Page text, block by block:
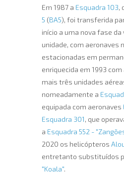
Em 1987 a Esquadra 103,
5 (BA5), foi transferida
início a uma nova fase da
unidade, com aeronaves
estacionadas em
enriquecida em 1993
mais três unidades
nomeadamente a
equipada com aeronaves
Esquadra 301, que
a Esquadra 552 -
2020 os helicópteros
entretanto substituídos
"Koala".